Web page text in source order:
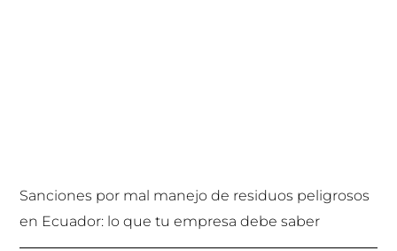
Sanciones por mal manejo de residuos peligrosos
en Ecuador: lo que tu empresa debe saber